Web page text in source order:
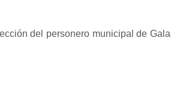
del personero municipal de